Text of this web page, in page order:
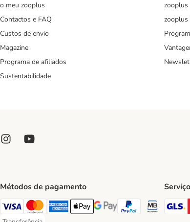
o meu zooplus
Contactos e FAQ
Custos de envio
Magazine
Programa de afiliados
Sustentabilidade
zooplus
zooplus
Métodos de pagamento
Visa Payment Method
Mastercard Payment Method
American Express Payment Method
Apple Pay Payment Method
Google Pay Payment Method
PayPal Payment
Multibanco